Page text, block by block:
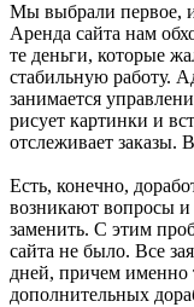
Мы выбрали первое,
Аренда сайта нам
те деньги, которые
стабильную работу.
занимается
рисует картинки и
отслеживает заказы.
Есть, конечно,
возникают вопросы и
заменить. С этим
сайта не было. Все
дней, причем именно
дополнительных